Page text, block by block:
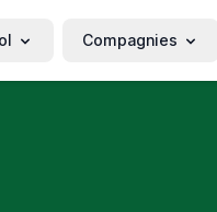
Compagnies